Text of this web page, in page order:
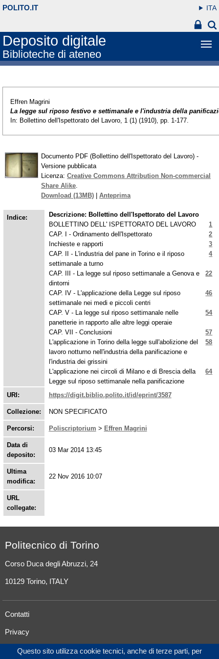
POLITO.IT ITA
Deposito digitale
Biblioteche di ateneo
Effren Magrini
La legge sul riposo festivo e settimanale e l'industria della
In: Bollettino dell'Ispettorato del Lavoro, 1 (1) (1910), pp. 1-177.
Documento PDF (Bollettino dell'Ispettorato del Lavoro) -
Versione pubblicata
Licenza: Creative Commons Attribution Non-commercial
Share Alike.
Download (13MB)
Anteprima
Indice:
Descrizione: Bollettino dell'Ispettorato del Lavoro
1
BOLLETTINO DELL' ISPETTORATO DEL LAVORO
2
CAP. I - Ordinamento dell'Ispettorato
3
Inchieste e rapporti
4
CAP. II - L'industria del pane in Torino e il riposo
settimanale a turno
22
CAP. III - La legge sul riposo settimanale a Genova e
dintorni
46
CAP. IV - L'applicazione della Legge sul riposo
settimanale nei medi e piccoli centri
54
CAP. V - La legge sul riposo settimanale nelle
panetterie in rapporto alle altre leggi operaie
57
CAP. VII - Conclusioni
58
L'applicazione in Torino della legge sull'abolizione del
lavoro notturno nell'industria della panificazione e
l'industria dei grissini
64
L'applicazione nei circoli di Milano e di Brescia della
Legge sul riposo settimanale nella panificazione
URI:
https://digit.biblio.polito.it/id/eprint/3587
Collezione: NON SPECIFICATO
Percorsi: Poliscriptorium > Effren Magrini
Data di
deposito:
03 Mar 2014 13:45
Ultima
modifica:
22 Nov 2016 10:07
URL
collegate:
Politecnico di Torino
Corso Duca degli Abruzzi, 24
10129 Torino, ITALY
Contatti
Privacy
Questo sito utilizza cookie tecnici, anche di terze parti, per